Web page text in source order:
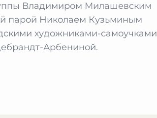
Владимиром Милашевским
парой Николаем Кузьминым
художниками-самоучками
Арбениной.